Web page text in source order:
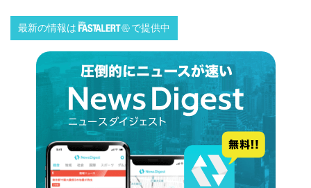
最新の情報は で提供中